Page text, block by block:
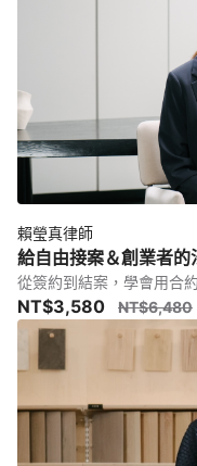
賴瑩真律師
給自由接案＆創業者的
從簽約到結案，學會用合
NT$3,580 NT$6,480